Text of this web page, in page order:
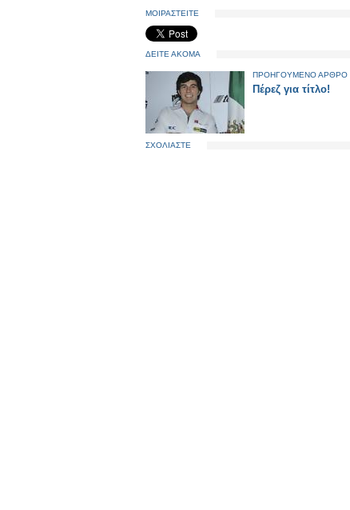
ΜΟΙΡΑΣΤΕΙΤΕ
ΔΕΙΤΕ ΑΚΟΜΑ
ΠΡΟΗΓΟΥΜΕΝΟ ΑΡΘΡΟ
Πέρεζ για τίτλο!
ΣΧΟΛΙΑΣΤΕ